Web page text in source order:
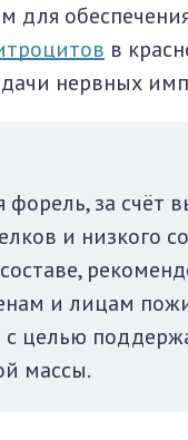
для
в
нервных
форель, за счёт
и низкого
и лицам
с целью
массы.